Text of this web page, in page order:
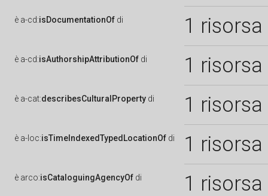
è a-cd:isDocumentationOf di 1 risorsa
è a-cd:isAuthorshipAttributionOf di 1 risorsa
è a-cat:describesCulturalProperty di 1 risorsa
è a-loc:isTimeIndexedTypedLocationOf di 1 risorsa
è arco:isCataloguingAgencyOf di 1 risorsa